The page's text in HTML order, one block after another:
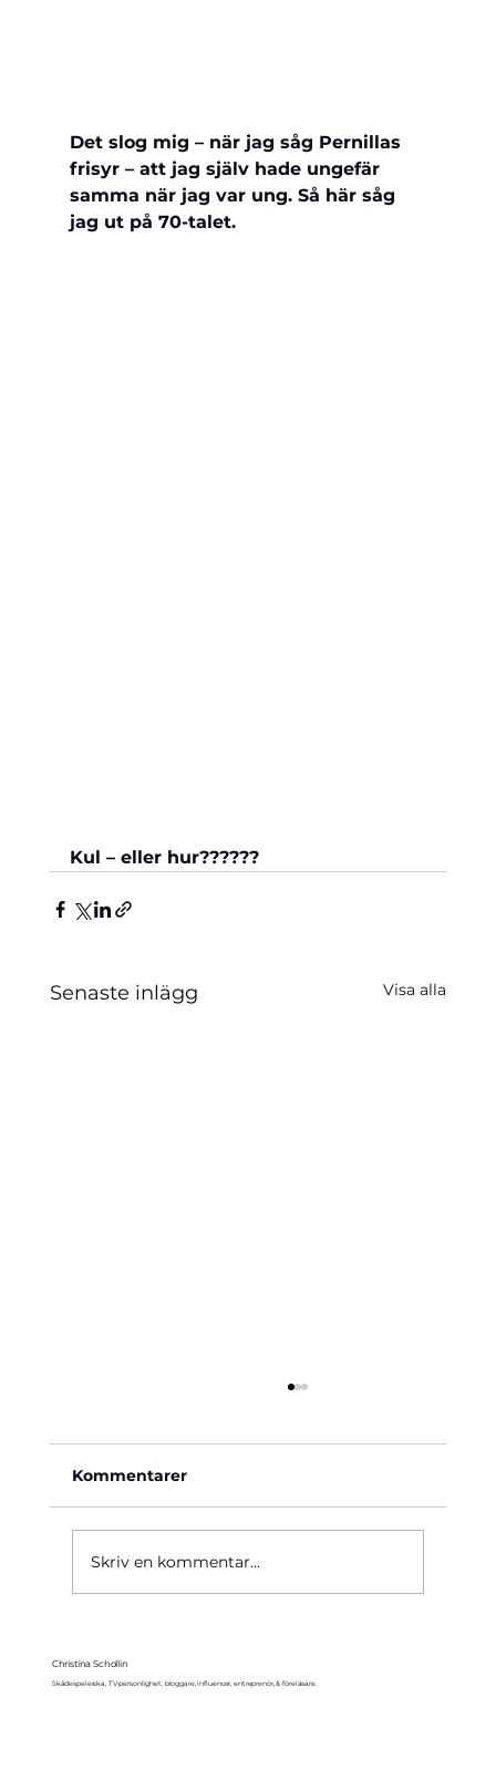
Det slog mig – när jag såg Pernillas
frisyr – att jag själv hade ungefär
samma när jag var ung. Så här såg
jag ut på 70-talet.
Kul – eller hur??????
Senaste inlägg Visa alla
Kommentarer
Skriv en kommentar...
Christina Schollin
Skådespelerska, TV-personlighet, bloggare, influencer, entreprenör, & föreläsare.